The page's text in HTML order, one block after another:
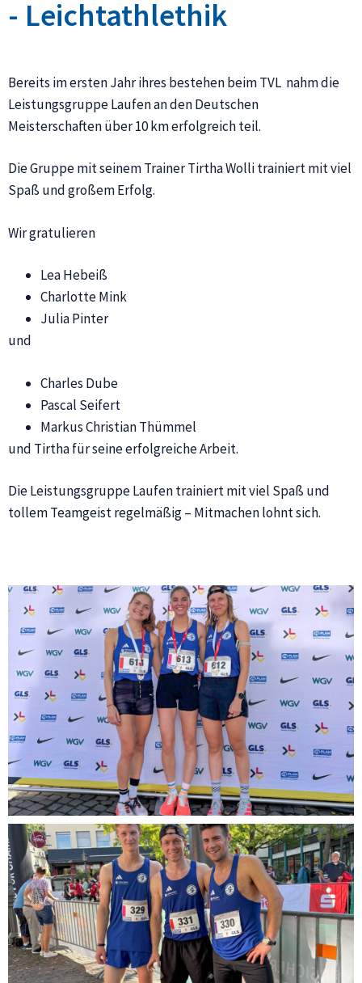
- Leichtathlethik
Bereits im ersten Jahr ihres bestehen beim TVL nahm die
Leistungsgruppe Laufen an den Deutschen
Meisterschaften über 10 km erfolgreich teil.
Die Gruppe mit seinem Trainer Tirtha Wolli trainiert mit viel
Spaß und großem Erfolg.
Wir gratulieren
Lea Hebeiß
Charlotte Mink
Julia Pinter
und
Charles Dube
Pascal Seifert
Markus Christian Thümmel
und Tirtha für seine erfolgreiche Arbeit.
Die Leistungsgruppe Laufen trainiert mit viel Spaß und
tollem Teamgeist regelmäßig – Mitmachen lohnt sich.